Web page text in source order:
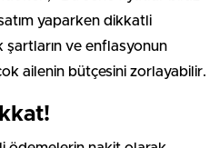
yaparken dikkatli
şartların ve enflasyonun
ailenin bütçesini zorlayabilir.